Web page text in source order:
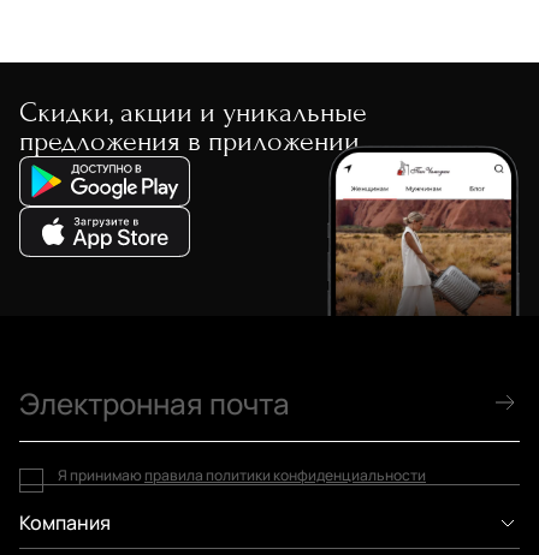
Скидки, акции и уникальные
предложения в приложении
Компания
Я принимаю правила политики конфиденциальности